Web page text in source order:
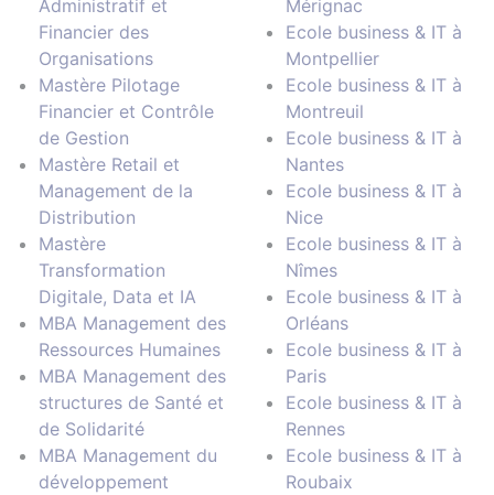
Administratif et
Financier des
Organisations
Mastère Pilotage
Financier et Contrôle
de Gestion
Mastère Retail et
Management de la
Distribution
Mastère
Transformation
Digitale, Data et IA
MBA Management des
Ressources Humaines
MBA Management des
structures de Santé et
de Solidarité
MBA Management du
développement
Mérignac
Ecole business & IT à
Montpellier
Ecole business & IT à
Montreuil
Ecole business & IT à
Nantes
Ecole business & IT à
Nice
Ecole business & IT à
Nîmes
Ecole business & IT à
Orléans
Ecole business & IT à
Paris
Ecole business & IT à
Rennes
Ecole business & IT à
Roubaix